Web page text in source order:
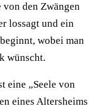
den Zwängen
lossagt und ein
wobei man
wünscht.
eine „Seele von
eines Altersheims